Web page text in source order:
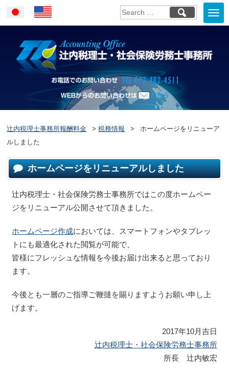
JapaneseEnglish
お電話でのお
WEBからのお問い合わせはこ
辻内税理士事務所報酬料金 >税務情報 >
ホームページをリニューア
ルしました
ホームページをリニューアルしました
辻内税理士・社会保険労務士事務所ではこの度ホームペー
ジをリニューアル公開させて頂きました。
ホームページ作成においては、スマートフォンやタブレッ
トにも最適化された閲覧が可能で、
皆様にフレッシュな情報を今後お届け出来ると思っており
ます。
今後とも一層のご指導ご鞭撻を賜りますようお願い申し上
げます。
2017年10月吉日
辻内税理士・社会保険労務士事務所
所長 辻内敏宏